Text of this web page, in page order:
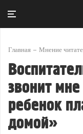
Главная Мнение
звонит
ребенок
домой»